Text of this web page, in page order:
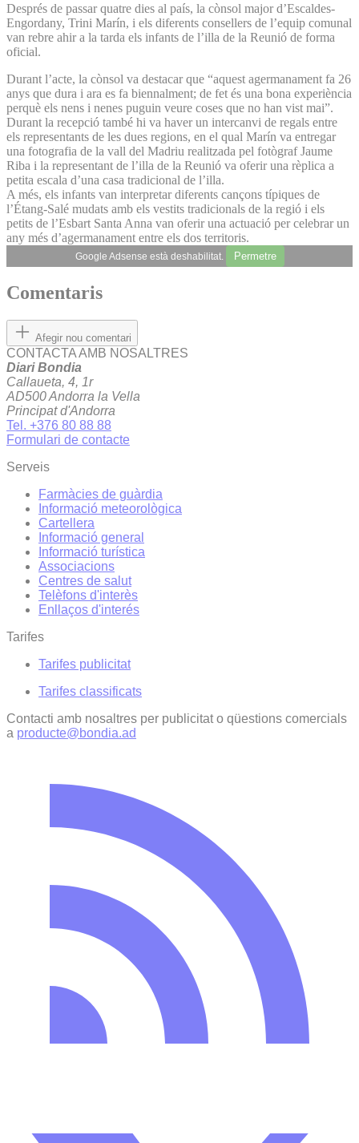
Després de passar quatre dies al país, la cònsol major d’Escaldes-
Engordany, Trini Marín, i els diferents consellers de l’equip comunal
van rebre ahir a la tarda els infants de l’illa de la Reunió de forma
oficial.
Durant l’acte, la cònsol va destacar que “aquest agermanament fa 26
anys que dura i ara es fa biennalment; de fet és una bona experiència
perquè els nens i nenes puguin veure coses que no han vist mai”.
Durant la recepció també hi va haver un intercanvi de regals entre
els representants de les dues regions, en el qual Marín va entregar
una fotografia de la vall del Madriu realitzada pel fotògraf Jaume
Riba i la representant de l’illa de la Reunió va oferir una rèplica a
petita escala d’una casa tradicional de l’illa.
A més, els infants van interpretar diferents cançons típiques de
l’Étang-Salé mudats amb els vestits tradicionals de la regió i els
petits de l’Esbart Santa Anna van oferir una actuació per celebrar un
any més d’agermanament entre els dos territoris.
Google Adsense està deshabilitat. Permetre
Comentaris
Afegir nou comentari
CONTACTA AMB NOSALTRES
Diari Bondia
Callaueta, 4, 1r
AD500 Andorra la Vella
Principat d'Andorra
Tel. +376 80 88 88
Formulari de contacte
Serveis
Farmàcies de guàrdia
Informació meteorològica
Cartellera
Informació general
Informació turística
Associacions
Centres de salut
Telèfons d'interès
Enllaços d'interés
Tarifes
Tarifes publicitat
Tarifes classificats
Contacti amb nosaltres per publicitat o qüestions comercials
a producte@bondia.ad